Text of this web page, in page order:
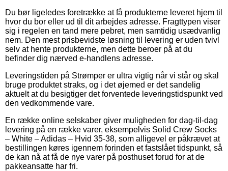
Du bør ligeledes foretrække at få produkterne leveret hjem til
hvor du bor eller ud til dit arbejdes adresse. Fragttypen viser
sig i regelen en tand mere pebret, men samtidig usædvanlig
nem. Den mest prisbevidste løsning til levering er uden tvivl
selv at hente produkterne, men dette beroer på at du
befinder dig nærved e-handlens adresse.
Leveringstiden på Strømper er ultra vigtig når vi står og skal
bruge produktet straks, og i det øjemed er det sandelig
aktuelt at du besigtiger det forventede leveringstidspunkt ved
den vedkommende vare.
En række online selskaber giver muligheden for dag-til-dag
levering på en række varer, eksempelvis Solid Crew Socks
– White – Adidas – Hvid 35-38, som alligevel er påkrævet at
bestillingen køres igennem forinden et fastslået tidspunkt, så
de kan nå at få de nye varer på posthuset forud for at de
pakkeansatte har fri.